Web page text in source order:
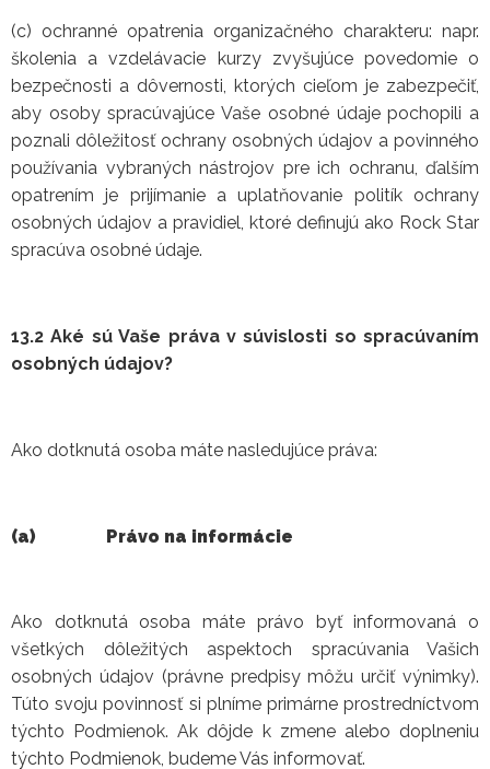
(c) ochranné opatrenia organizačného charakteru: napr.
školenia a vzdelávacie kurzy zvyšujúce povedomie o
bezpečnosti a dôvernosti, ktorých cieľom je zabezpečiť,
aby osoby spracúvajúce Vaše osobné údaje pochopili a
poznali dôležitosť ochrany osobných údajov a povinného
používania vybraných nástrojov pre ich ochranu, ďalším
opatrením je prijímanie a uplatňovanie politík ochrany
osobných údajov a pravidiel, ktoré definujú ako Rock Star
spracúva osobné údaje.
13.2 Aké sú Vaše práva v súvislosti so spracúvaním
osobných údajov?
Ako dotknutá osoba máte nasledujúce práva:
(a) Právo na informácie
Ako dotknutá osoba máte právo byť informovaná o
všetkých dôležitých aspektoch spracúvania Vašich
osobných údajov (právne predpisy môžu určiť výnimky).
Túto svoju povinnosť si plníme primárne prostredníctvom
týchto Podmienok. Ak dôjde k zmene alebo doplneniu
týchto Podmienok, budeme Vás informovať.